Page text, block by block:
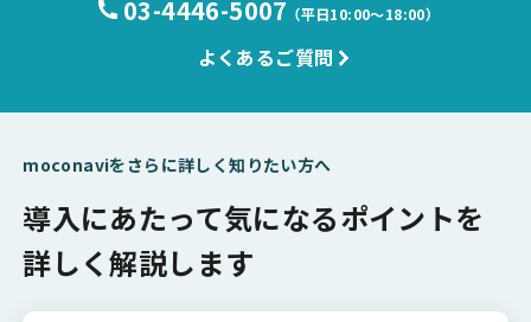
03-4446-5007 （平日10:00〜18:00）
よくあるご質問
moconaviをさらに詳しく知りたい方へ
導入にあたって気になるポイントを
詳しく解説します